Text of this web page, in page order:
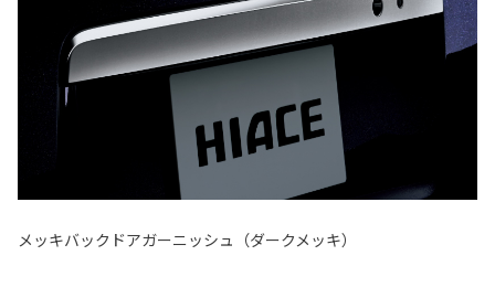
メッキバックドアガーニッシュ（ダークメッキ）